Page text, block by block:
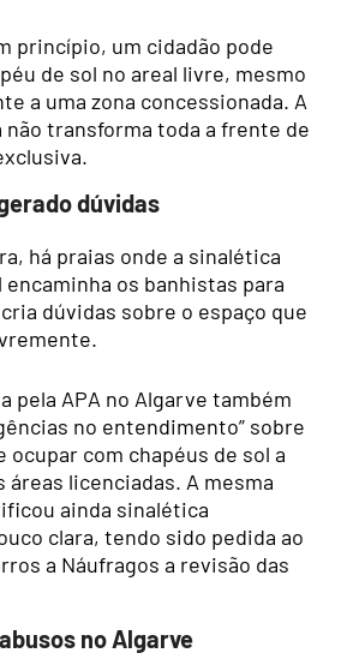
princípio, um cidadão pode
de sol no areal livre, mesmo
a uma zona concessionada. A
não transforma toda a frente de
dúvidas
há praias onde a sinalética
encaminha os banhistas para
dúvidas sobre o espaço que
pela APA no Algarve também
no entendimento” sobre
ocupar com chapéus de sol a
áreas licenciadas. A mesma
ainda sinalética
clara, tendo sido pedida ao
a Náufragos a revisão das
no Algarve